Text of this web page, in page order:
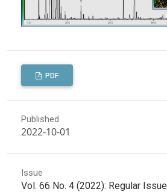
PDF
Published
2022-10-01
Issue
Vol. 66 No. 4 (2022): Regular Issue